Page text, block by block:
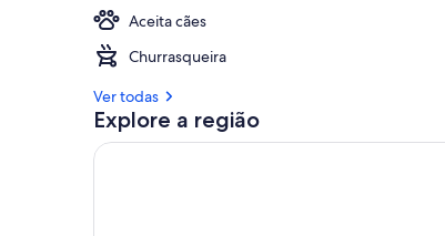
Aceita cães
Churrasqueira
Ver todas
Explore a região